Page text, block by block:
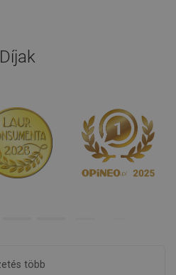
Díjak
több